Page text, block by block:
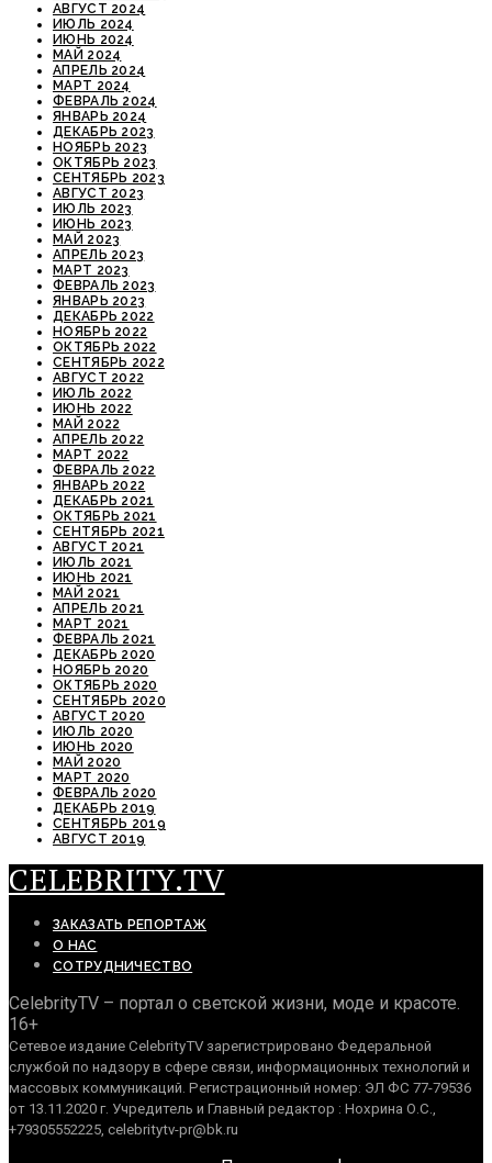
АВГУСТ 2024
ИЮЛЬ 2024
ИЮНЬ 2024
МАЙ 2024
АПРЕЛЬ 2024
МАРТ 2024
ФЕВРАЛЬ 2024
ЯНВАРЬ 2024
ДЕКАБРЬ 2023
НОЯБРЬ 2023
ОКТЯБРЬ 2023
СЕНТЯБРЬ 2023
АВГУСТ 2023
ИЮЛЬ 2023
ИЮНЬ 2023
МАЙ 2023
АПРЕЛЬ 2023
МАРТ 2023
ФЕВРАЛЬ 2023
ЯНВАРЬ 2023
ДЕКАБРЬ 2022
НОЯБРЬ 2022
ОКТЯБРЬ 2022
СЕНТЯБРЬ 2022
АВГУСТ 2022
ИЮЛЬ 2022
ИЮНЬ 2022
МАЙ 2022
АПРЕЛЬ 2022
МАРТ 2022
ФЕВРАЛЬ 2022
ЯНВАРЬ 2022
ДЕКАБРЬ 2021
ОКТЯБРЬ 2021
СЕНТЯБРЬ 2021
АВГУСТ 2021
ИЮЛЬ 2021
ИЮНЬ 2021
МАЙ 2021
АПРЕЛЬ 2021
МАРТ 2021
ФЕВРАЛЬ 2021
ДЕКАБРЬ 2020
НОЯБРЬ 2020
ОКТЯБРЬ 2020
СЕНТЯБРЬ 2020
АВГУСТ 2020
ИЮЛЬ 2020
ИЮНЬ 2020
МАЙ 2020
МАРТ 2020
ФЕВРАЛЬ 2020
ДЕКАБРЬ 2019
СЕНТЯБРЬ 2019
АВГУСТ 2019
CELEBRITY.TV
ЗАКАЗАТЬ РЕПОРТАЖ
О НАС
СОТРУДНИЧЕСТВО
CelebrityTV – портал о светской жизни, моде и красоте.
16+
Сетевое издание CelebrityTV зарегистрировано Федеральной
службой по надзору в сфере связи, информационных технологий и
массовых коммуникаций. Регистрационный номер: ЭЛ ФС 77-79536
от 13.11.2020 г. Учредитель и Главный редактор : Нохрина О.С.,
+79305552225, celebritytv-pr@bk.ru